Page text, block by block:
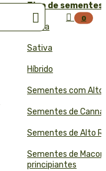
Tipo de sementes
Indica
Sativa
Híbrido
Sementes com Alto
Sementes de
Sementes de Alto
Sementes de
principiantes
  0